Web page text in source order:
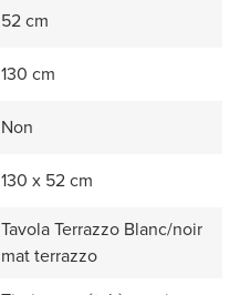
52 cm
130 cm
Non
130 x 52 cm
Tavola Terrazzo Blanc/noir
mat terrazzo